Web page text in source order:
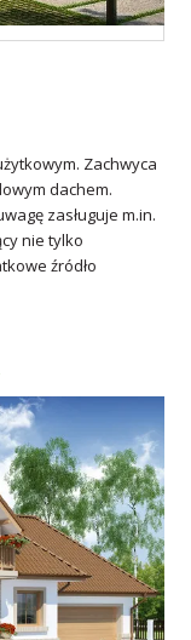
Zachwyca
dachem.
zasługuje m.in.
nie tylko
źródło